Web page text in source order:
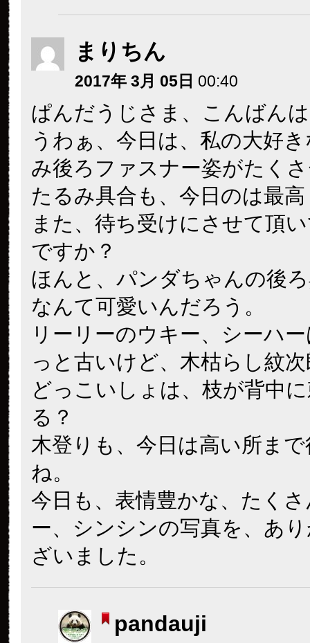
まりちん
2017年 3月 05日 00:40
ぱんだうじさま、こんばん
うわぁ、今日は、私の大好
み後ろファスナー姿がたく
たるみ具合も、今日のは最高
また、待ち受けにさせて頂
ですか？
ほんと、パンダちゃんの後
なんて可愛いんだろう。
リーリーのウキー、シーハ
っと古いけど、木枯らし紋
どっこいしょは、枝が背中
る？
木登りも、今日は高い所ま
ね。
今日も、表情豊かな、たく
ー、シンシンの写真を、あ
ざいました。
pandauji